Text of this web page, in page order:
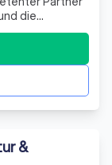
die
Mit über 30
darauf
die
&